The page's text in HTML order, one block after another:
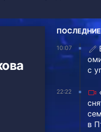
10:07
с
22:22
в